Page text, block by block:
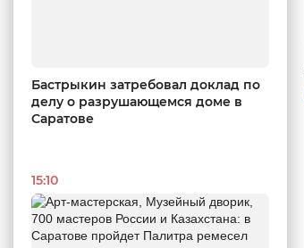
Бастрыкин затребовал доклад по
делу о разрушающемся доме в
Саратове
15:10